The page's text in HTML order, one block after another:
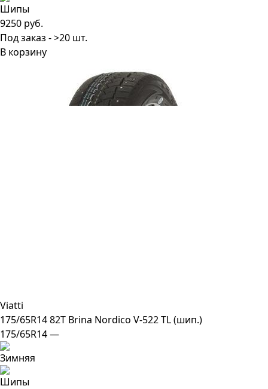
9250 руб.
Под заказ - >20 шт.
В корзину
Viatti
175/65R14 82T Brina Nordico V-522 TL (шип.)
175/65R14 —